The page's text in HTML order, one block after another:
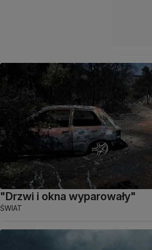
"Drzwi i okna wyparowały"
ŚWIAT